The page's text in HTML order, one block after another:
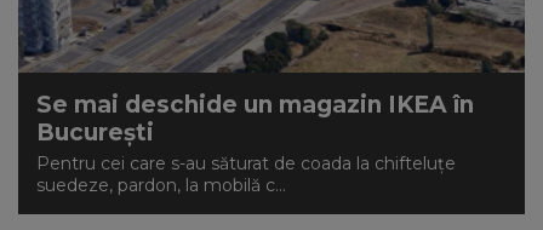
Se mai deschide un magazin IKEA în
București
Pentru cei care s-au săturat de coada la chifteluțe
suedeze, pardon, la mobilă c...